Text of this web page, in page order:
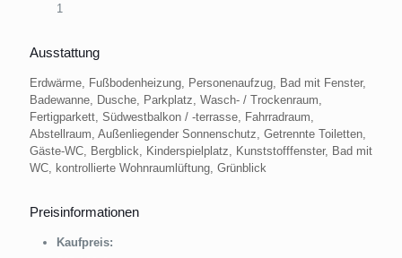
1
Ausstattung
Erdwärme, Fußbodenheizung, Personenaufzug, Bad mit Fenster,
Badewanne, Dusche, Parkplatz, Wasch- / Trockenraum,
Fertigparkett, Südwestbalkon / -terrasse, Fahrradraum,
Abstellraum, Außenliegender Sonnenschutz, Getrennte Toiletten,
Gäste-WC, Bergblick, Kinderspielplatz, Kunststofffenster, Bad mit
WC, kontrollierte Wohnraumlüftung, Grünblick
Preisinformationen
Kaufpreis: